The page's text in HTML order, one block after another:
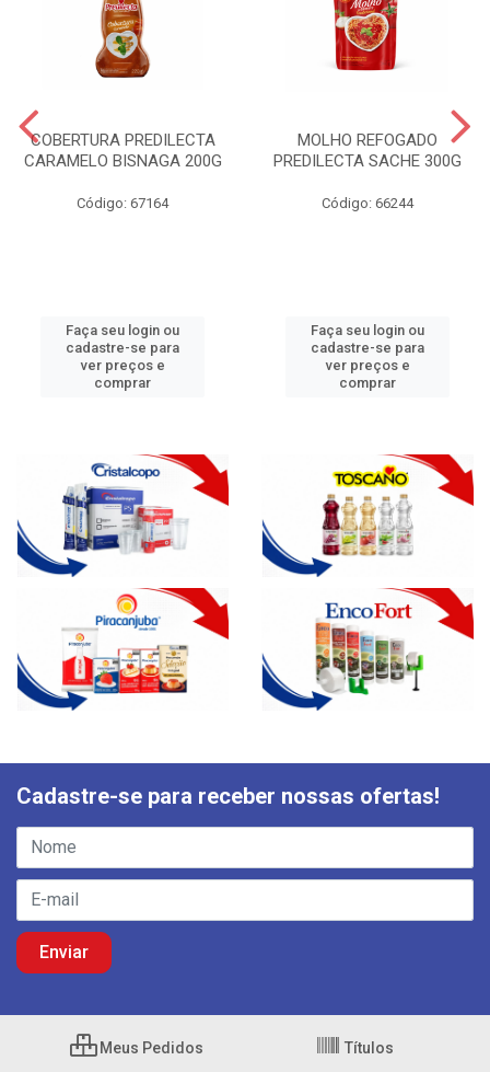
COBERTURA PREDILECTA
CARAMELO BISNAGA 200G
Código: 67164
Faça seu login ou
cadastre-se para
ver preços e
comprar
MOLHO REFOGADO
PREDILECTA SACHE 300G
Código: 66244
Faça seu login ou
cadastre-se para
ver preços e
comprar
Cadastre-se para receber nossas ofertas!
Meus Pedidos Títulos